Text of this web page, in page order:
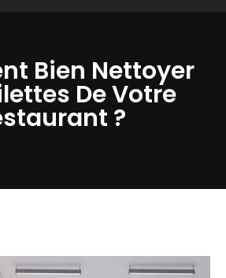
Bien Nettoyer
De Votre
?